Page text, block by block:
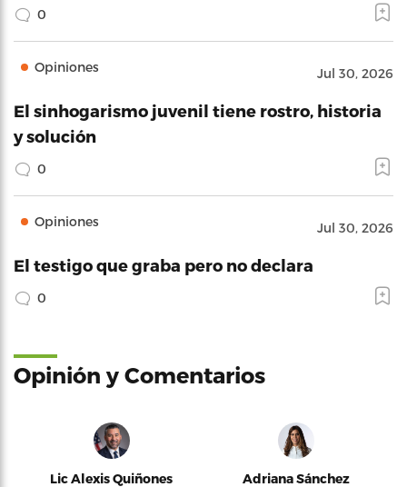
0
Opiniones Jul 30, 2026
El sinhogarismo juvenil tiene rostro, historia
y solución
0
Opiniones Jul 30, 2026
El testigo que graba pero no declara
0
Opinión y Comentarios
Lic Alexis Quiñones Adriana Sánchez